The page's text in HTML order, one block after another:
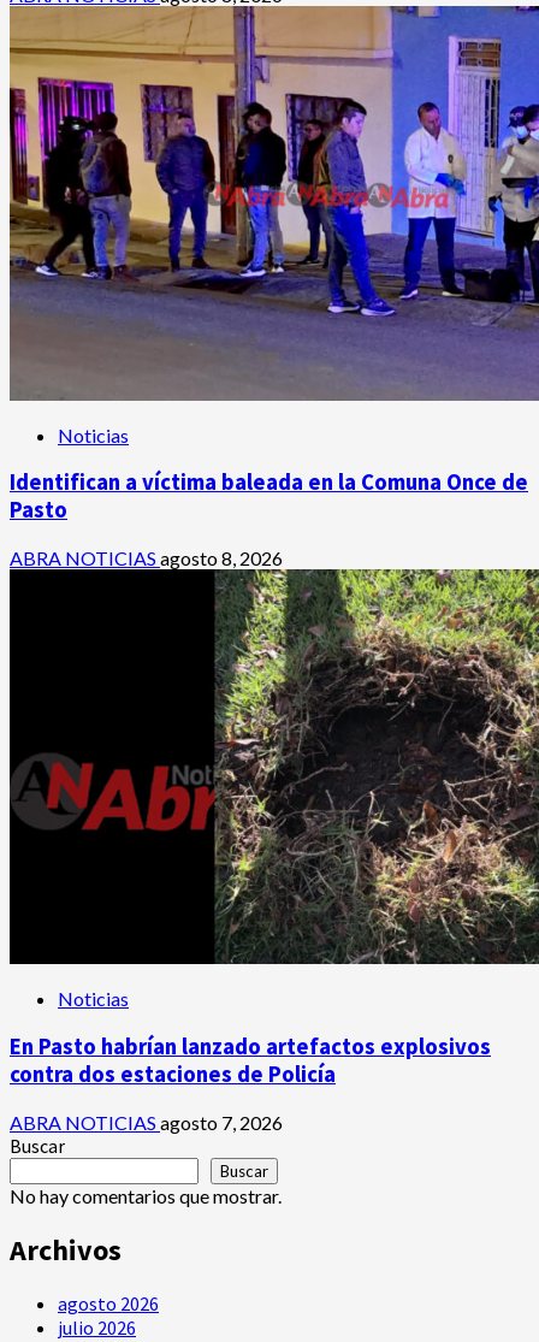
Noticias
Identifican a víctima baleada en la Comuna Once de
Pasto
ABRA NOTICIAS agosto 8, 2026
Noticias
En Pasto habrían lanzado artefactos explosivos
contra dos estaciones de Policía
ABRA NOTICIAS agosto 7, 2026
Buscar
Buscar
No hay comentarios que mostrar.
Archivos
agosto 2026
julio 2026